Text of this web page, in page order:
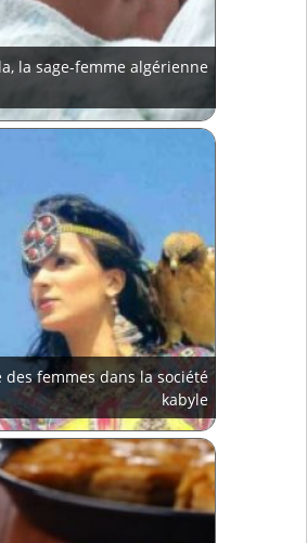
la sage-femme algérienne
des femmes dans la société
kabyle